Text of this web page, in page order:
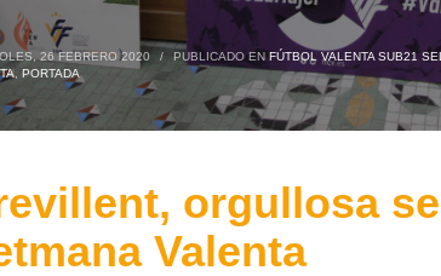
26 FEBRERO 2020 / PUBLICADO EN FÚTBOL VALENTA SUB21
, PORTADA
orgullosa
Valenta